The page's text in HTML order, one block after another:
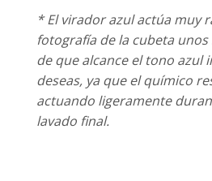
* El virador azul actúa muy
fotografía de la cubeta
de que alcance el tono azul
deseas, ya que el químico
actuando ligeramente
lavado final.